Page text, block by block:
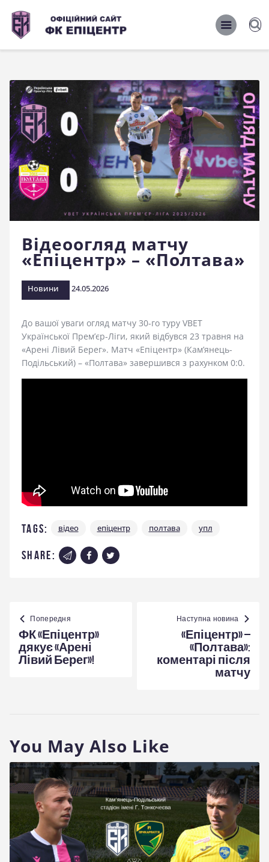
ОФІЦІЙНИЙ САЙТ ФК ЕПІЦЕНТР
ОФІЦІЙНИЙ САЙТ ФК ЕПІЦЕНТР
Головна
Новини
Команда
Матчі 2026/2027
Фото
Клуб
Фан-шоп
Правила поведінки на
стадіоні
Відеоогляд матчу
«Епіцентр» – «Полтава»
Новини 24.05.2026
До вашої уваги огляд матчу 30-го туру VBET
Української Прем’єр-Ліги, який відбувся 23 травня на
«Арені Лівий Берег». Матч «Епіцентр» (Кам’янець-
Подільський) – «Полтава» завершився з рахунком 0:0.
Tags: відео епіцентр полтава упл
share:
Навігація
записів
Попередня
ФК «Епіцентр»
дякує «Арені
Лівий Берег»!
Наступна новина
«Епіцентр» –
«Полтава»:
коментарі після
матчу
You May Also Like